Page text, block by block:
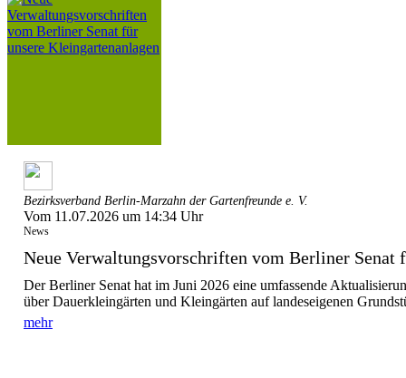
Bezirksverband Berlin-Marzahn der Gartenfreunde e. V.
Vom 11.07.2026 um 14:34 Uhr
News
Neue Verwaltungsvorschriften vom Berliner Senat
Der Berliner Senat hat im Juni 2026 eine umfassende
über Dauerkleingärten und Kleingärten auf landeseigenen
mehr